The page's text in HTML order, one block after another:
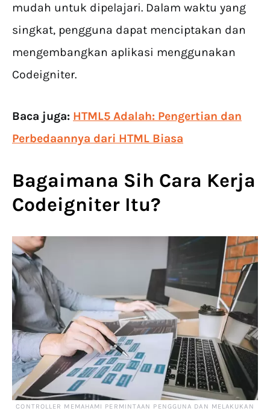
mudah untuk dipelajari. Dalam waktu yang
singkat, pengguna dapat menciptakan dan
mengembangkan aplikasi menggunakan
Codeigniter.
Baca juga: HTML5 Adalah: Pengertian dan
Perbedaannya dari HTML Biasa
Bagaimana Sih Cara Kerja
Codeigniter Itu?
CONTROLLER MEMAHAMI PERMINTAAN PENGGUNA DAN MELAKUKAN